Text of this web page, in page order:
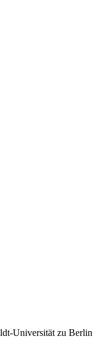
Universität zu